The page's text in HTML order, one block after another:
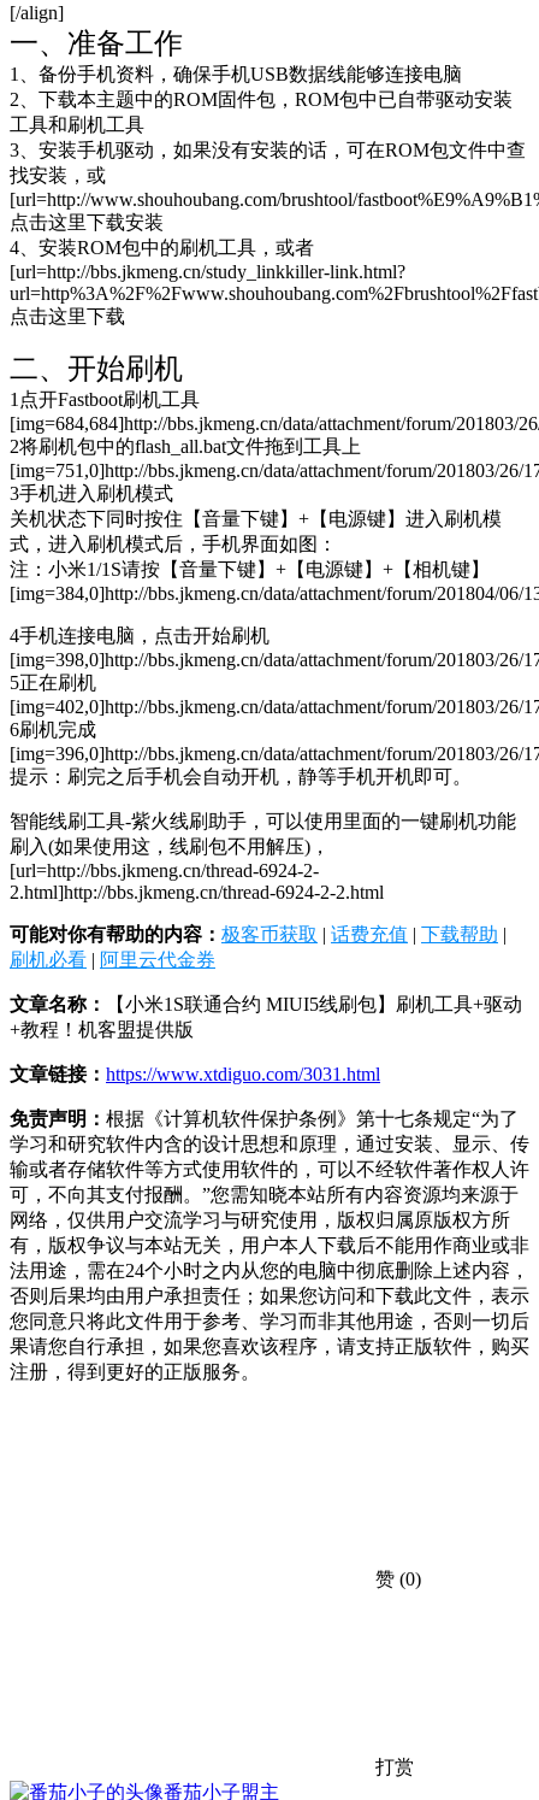
[/align]
一、准备工作
1、备份手机资料，确保手机USB数据线能够连接电脑
2、下载本主题中的ROM固件包，ROM包中已自带驱动安装
工具和刷机工具
3、安装手机驱动，如果没有安装的话，可在ROM包文件中查
找安装，或
[url=http://www.shouhoubang.com/brushtool/
点击这里下载安装
4、安装ROM包中的刷机工具，或者
[url=http://bbs.jkmeng.cn/study_linkkiller-link.html?
点击这里下载
二、开始刷机
1点开Fastboot刷机工具
[img=684,684]http://bbs.jkmeng.cn/data/attachment/forum/201803/
2将刷机包中的flash_all.bat文件拖到工具上
[img=751,0]http://bbs.jkmeng.cn/data/attachment/forum/201803/
3手机进入刷机模式
关机状态下同时按住【音量下键】+【电源键】进入刷机模
式，进入刷机模式后，手机界面如图：
注：小米1/1S请按【音量下键】+【电源键】+【相机键】
[img=384,0]http://bbs.jkmeng.cn/data/attachment/forum/201804/06/
4手机连接电脑，点击开始刷机
[img=398,0]http://bbs.jkmeng.cn/data/attachment/forum/201803/
5正在刷机
[img=402,0]http://bbs.jkmeng.cn/data/attachment/forum/201803/26/
6刷机完成
[img=396,0]http://bbs.jkmeng.cn/data/attachment/forum/201803/26/
提示：刷完之后手机会自动开机，静等手机开机即可。
智能线刷工具-紫火线刷助手，可以使用里面的一键刷机功能
刷入(如果使用这，线刷包不用解压)，
[url=http://bbs.jkmeng.cn/thread-6924-2-
2.html]http://bbs.jkmeng.cn/thread-6924-2-2.html
可能对你有帮助的内容： 极客币获取 | 话费充值 | 下载帮助 |
刷机必看 | 阿里云代金券
文章名称：
【小米1S联通合约 MIUI5线刷包】刷机工具+驱动
+教程！机客盟提供版
文章链接： https://www.xtdiguo.com/3031.html
免责声明： 根据《计算机软件保护条例》第十七条规定“为了
学习和研究软件内含的设计思想和原理，通过安装、显示、传
输或者存储软件等方式使用软件的，可以不经软件著作权人许
可，不向其支付报酬。”您需知晓本站所有内容资源均来源于
网络，仅供用户交流学习与研究使用，版权归属原版权方所
有，版权争议与本站无关，用户本人下载后不能用作商业或非
法用途，需在24个小时之内从您的电脑中彻底删除上述内容，
否则后果均由用户承担责任；如果您访问和下载此文件，表示
您同意只将此文件用于参考、学习而非其他用途，否则一切后
果请您自行承担，如果您喜欢该程序，请支持正版软件，购买
注册，得到更好的正版服务。
赞 (0)
打赏
番茄小子盟主